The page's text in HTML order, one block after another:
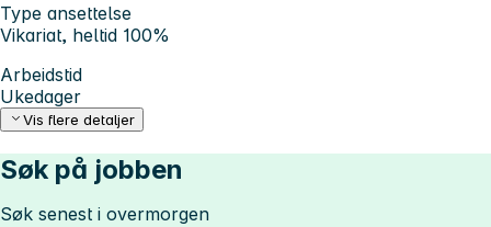
Type ansettelse
Vikariat, heltid 100%
Arbeidstid
Ukedager
Vis flere detaljer
Søk på jobben
Søk senest i overmorgen